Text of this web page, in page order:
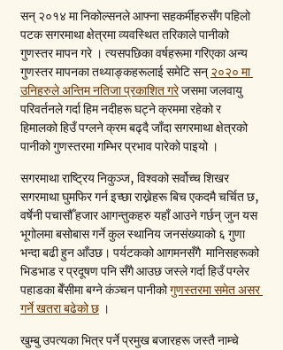
सन् २०१४ मा निकोल्सनले आफ्ना सहकर्मीहरुसँग पहिलो
पटक सगरमाथा क्षेत्रमा व्यवस्थित तरिकाले पानीको
गुणस्तर मापन गरे । त्यसपछिका वर्षहरूमा गरिएका अन्य
गुणस्तर मापनका तथ्याङ्कहरूलाई समेटि सन् २०२० मा
उनिहरुले अन्तिम नतिजा प्रकाशित गरे जसमा जलवायु
परिवर्तनले गर्दा हिम नदीहरू घट्ने क्रममा रहेको र
हिमालको हिउँ पग्लने क्रम बढ्दै जाँदा सगरमाथा क्षेत्रको
पानीको गुणस्तरमा गम्भिर प्रभाव पारेको पाइयो ।
सगरमाथा राष्ट्रिय निकुञ्ज, विश्वको सर्वोच्च शिखर
सगरमाथा घुमफिर गर्न इच्छा राख्नेहरू बिच एकदमै चर्चित छ,
वर्षेनी पचासौँ हजार आगन्तुकहरु यहाँ आउने गर्छन् जुन यस
भूगोलमा बसोबास गर्ने कुल स्थानिय जनसंख्याको ६ गुणा
भन्दा बढी हुन आँउछ। पर्यटकको आगमनसँगै  मानिसहरूको
भिडभाड र प्रदूषण पनि सँगै आउछ जस्ले गर्दा हिउँ पग्लेर
पहाडका बेँसीमा बग्ने कंञ्चन पानीको गुणस्तरमा समेत असर
गर्ने खतरा बढेको छ ।
खुम्बु उपत्यका भित्र पर्ने प्रमुख बजारहरू जस्तै नाम्चे